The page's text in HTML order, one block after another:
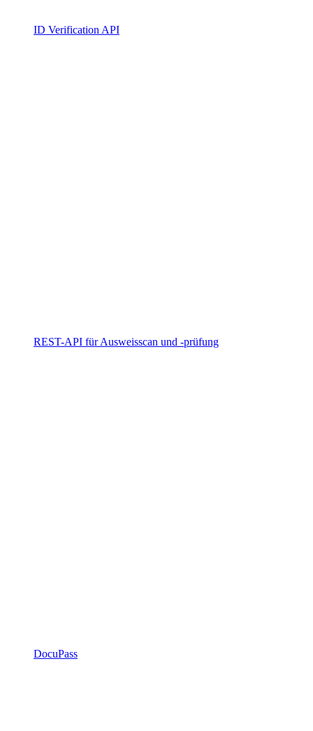
ID Verification API
REST-API für Ausweisscan und -prüfung
DocuPass